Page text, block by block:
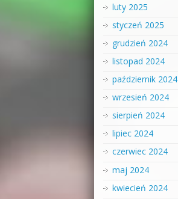
luty 2025
styczeń 2025
grudzień 2024
listopad 2024
październik 2024
wrzesień 2024
sierpień 2024
lipiec 2024
czerwiec 2024
maj 2024
kwiecień 2024